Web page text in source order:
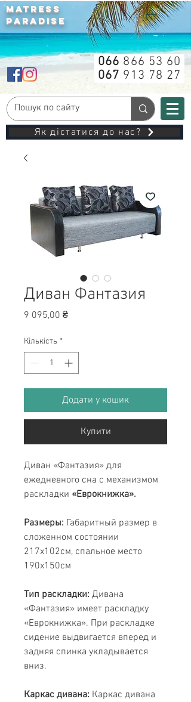
MATRESS
PARADISE
066 866 53 60
067 913 78 27
Як дістатися до нас?
Диван Фантазия
9 095,00 ₴Ціна
Кількість *
Додати у кошик
Купити
Диван «Фантазия» для
ежедневного сна с механизмом
раскладки «Еврокнижка».
Размеры: Габаритный размер в
сложенном состоянии
217х102см, спальное место
190х150см
Тип раскладки: Дивана
«Фантазия» имеет раскладку
«Еврокнижка». При раскладке
сидение выдвигается вперед и
задняя спинка укладывается
вниз.
Каркас дивана: Каркас дивана